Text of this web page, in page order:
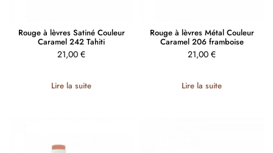
Rouge à lèvres Satiné Couleur
Caramel 242 Tahiti
21,00 €
Lire la suite
Rouge à lèvres Métal Couleur
Caramel 206 framboise
21,00 €
Lire la suite